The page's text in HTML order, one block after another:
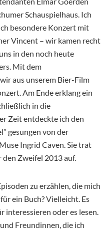
Schauspielhaus. Ich
besondere Konzert mit
Vincent – wir kamen recht
in den noch heute
Mit dem
aus unserem Bier-Film
Am Ende erklang ein
in die
Zeit entdeckte ich den
gesungen von der
Ingrid Caven. Sie trat
den Zweifel 2013 auf.
zu erzählen, die mich
ein Buch? Vielleicht. Es
interessieren oder es lesen.
Freundinnen, die ich